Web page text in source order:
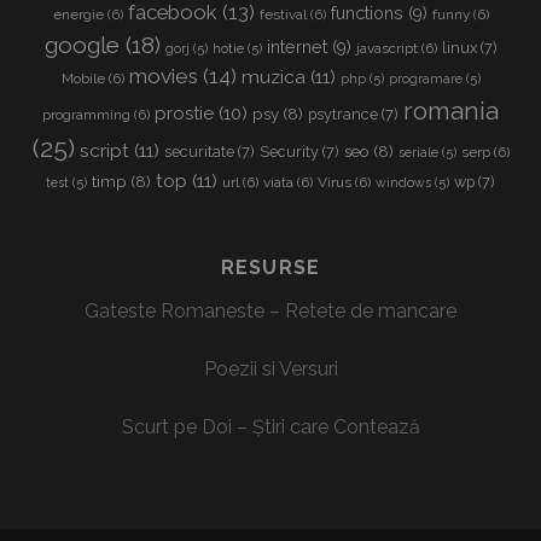
energie(6) facebook (13) festival (6) functions (9) funny(6)
google (18) gorj (5) hotie(5) internet(9) javascript(6) linux(7)
Mobile(6) movies (14) muzica (11) php(5) programare(5)
programming (6) prostie (10) psy (8) psytrance (7) romania
(25) script (11) securitate(7) Security(7) seo (8) seriale(5) serp(6)
test (5) timp (8) top (11) url (6) viata (6) Virus (6) windows (5) wp (7)
RESURSE
Gateste Romaneste – Retete de mancare
Poezii si Versuri
Scurt pe Doi – Știri care Contează